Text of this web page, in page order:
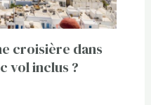
croisière dans
vol inclus ?